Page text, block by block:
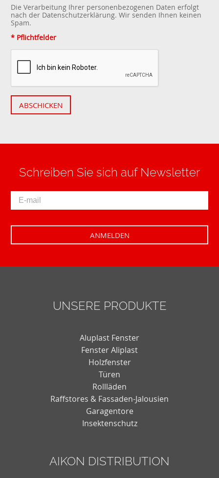
Die Verarbeitung Ihrer personenbezogenen Daten erfolgt
nach der Datenschutzerklärung. Wir senden Ihnen keinen
Spam.
* Pflichtfelder
ABSCHICKEN
Schreiben Sie sich auf Newsletter
UNSERE PRODUKTE
Aluplast Fenster
Fenster Aliplast
Holzfenster
Türen
Rollläden
Raffstores & Fassaden-Jalousien
Garagentore
Insektenschutz
AIKON DISTRIBUTION